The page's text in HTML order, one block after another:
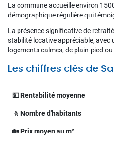
La commune accueille environ
démographique régulière qui
La présence significative de
stabilité locative appréciable, avec
logements calmes, de plain-pied
Les chiffres clés de
💵 Rentabilité moyenne
🚶 Nombre d'habitants
🏡 Prix moyen au m²